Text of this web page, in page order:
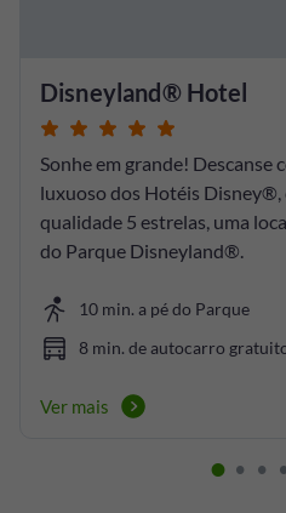
Disneyland® Hotel
Sonhe em grande! Descanse
luxuoso dos Hotéis Disney®,
qualidade 5 estrelas, uma
do Parque Disneyland®.
10 min. a pé do Parque
8 min. de autocarro
Ver mais